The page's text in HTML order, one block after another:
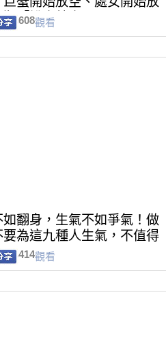
「說走就走」！
608觀看
如翻身，生氣不如爭氣！做
要為這九種人生氣，不值得
414觀看